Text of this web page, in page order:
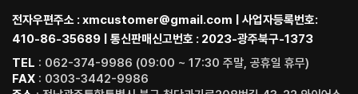
전자우편주소 : xmcustomer@gmail.com | 사업자등록번호:
410-86-35689 | 통신판매신고번호 : 2023-광주북구-1373
TEL : 062-374-9986 (09:00 ~ 17:30 주말, 공휴일 휴무)
FAX : 0303-3442-9986